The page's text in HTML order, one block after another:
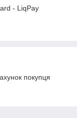
- LiqPay
покупця